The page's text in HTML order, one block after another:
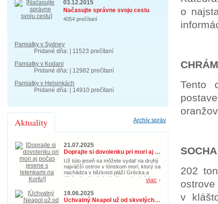
03.12.2015
Načasujte správne svoju cestu
4054 prečítaní
Pamiatky v Sydney
Pridané dňa: | 11523 prečítaní
Pamiatky v Kodani
Pridané dňa: | 12982 prečítaní
Pamiatky v Helsinkách
Pridané dňa: | 14910 prečítaní
Archív správ
Aktuality
21.07.2025
Doprajte si dovolenku pri mori aj počas jesene s letenkami na Korfu!
Už túto jeseň sa môžete vydať na druhý
najväčší ostrov v Iónskom mori, ktorý sa
nachádza v blízkosti pláží Grécka a
Albánska. Korfu je ideálnou destináciou
nielen na leto, ale aj počas jesene. So
zľavnenými letenkami za cenu od 39€ si
nenechajte ujsť príležitosť zažiť
dobrodružstvo na Korfu.
viac
19.06.2025
Úchvatný Neapol už od skvelých 55€ za letenky!
o
Tento
202
v